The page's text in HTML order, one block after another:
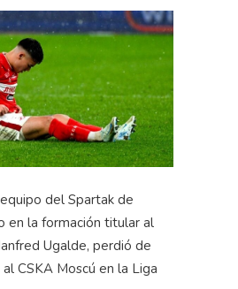
del Spartak de
en la formación titular al
Ugalde, perdió de
CSKA Moscú en la Liga